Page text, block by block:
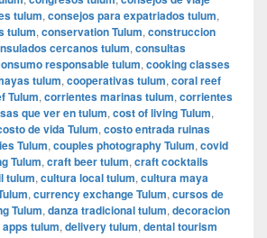
tulum, consejos para expatriados tulum,
tulum, conservation Tulum, construccion
cercanos tulum, consultas
responsable tulum, cooking classes
tulum, cooperativas tulum, coral reef
Tulum, corrientes marinas tulum, corrientes
que ver en tulum, cost of living Tulum,
de vida Tulum, costo entrada ruinas
Tulum, couples photography Tulum, covid
Tulum, craft beer tulum, craft cocktails
tulum, cultura local tulum, cultura maya
, currency exchange Tulum, cursos de
Tulum, danza tradicional tulum, decoracion
tulum, delivery tulum, dental tourism